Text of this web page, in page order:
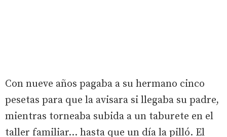
Con nueve años pagaba a su hermano cinco
pesetas para que la avisara si llegaba su padre,
mientras torneaba subida a un taburete en el
taller familiar... hasta que un día la pilló. El